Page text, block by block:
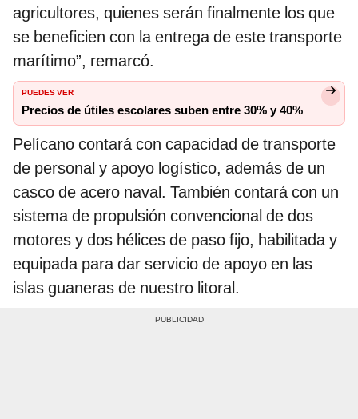
agricultores, quienes serán finalmente los que
se beneficien con la entrega de este transporte
marítimo”, remarcó.
PUEDES VER
Precios de útiles escolares suben entre 30% y 40%
Pelícano contará con capacidad de transporte
de personal y apoyo logístico, además de un
casco de acero naval. También contará con un
sistema de propulsión convencional de dos
motores y dos hélices de paso fijo, habilitada y
equipada para dar servicio de apoyo en las
islas guaneras de nuestro litoral.